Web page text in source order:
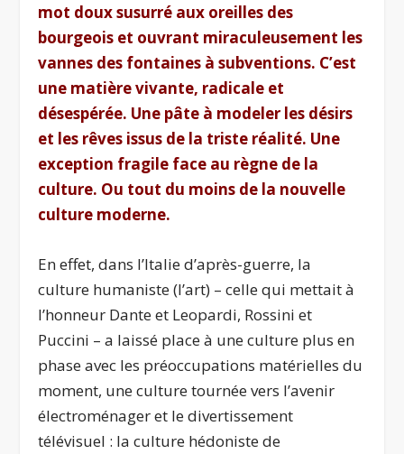
mot doux susurré aux oreilles des
bourgeois et ouvrant miraculeusement les
vannes des fontaines à subventions. C’est
une matière vivante, radicale et
désespérée. Une pâte à modeler les désirs
et les rêves issus de la triste réalité. Une
exception fragile face au règne de la
culture. Ou tout du moins de la nouvelle
culture moderne.
En effet, dans l’Italie d’après-guerre, la
culture humaniste (l’art) – celle qui mettait à
l’honneur Dante et Leopardi, Rossini et
Puccini – a laissé place à une culture plus en
phase avec les préoccupations matérielles du
moment, une culture tournée vers l’avenir
électroménager et le divertissement
télévisuel : la culture hédoniste de